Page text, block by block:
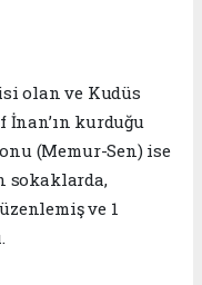
olan ve Kudüs
kurduğu
(Memur-Sen) ise
sokaklarda,
ve 1